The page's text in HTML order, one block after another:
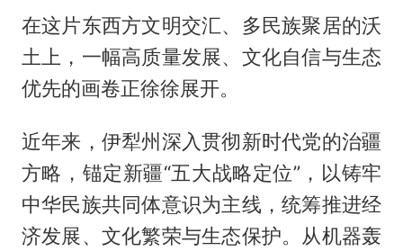
在这片东西方文明交汇、多民族聚居的沃
土上，一幅高质量发展、文化自信与生态
优先的画卷正徐徐展开。
近年来，伊犁州深入贯彻新时代党的治疆
方略，锚定新疆“五大战略定位”，以铸牢
中华民族共同体意识为主线，统筹推进经
济发展、文化繁荣与生态保护。从机器轰